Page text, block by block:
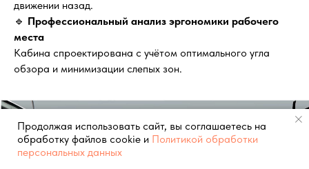
Продолжая использовать сайт, вы соглашаетесь на
обработку файлов cookie и Политикой обработки
персональных данных
движении назад.
🔹 Профессиональный анализ эргономики рабочего
места
Кабина спроектирована с учётом оптимального угла
обзора и минимизации слепых зон.